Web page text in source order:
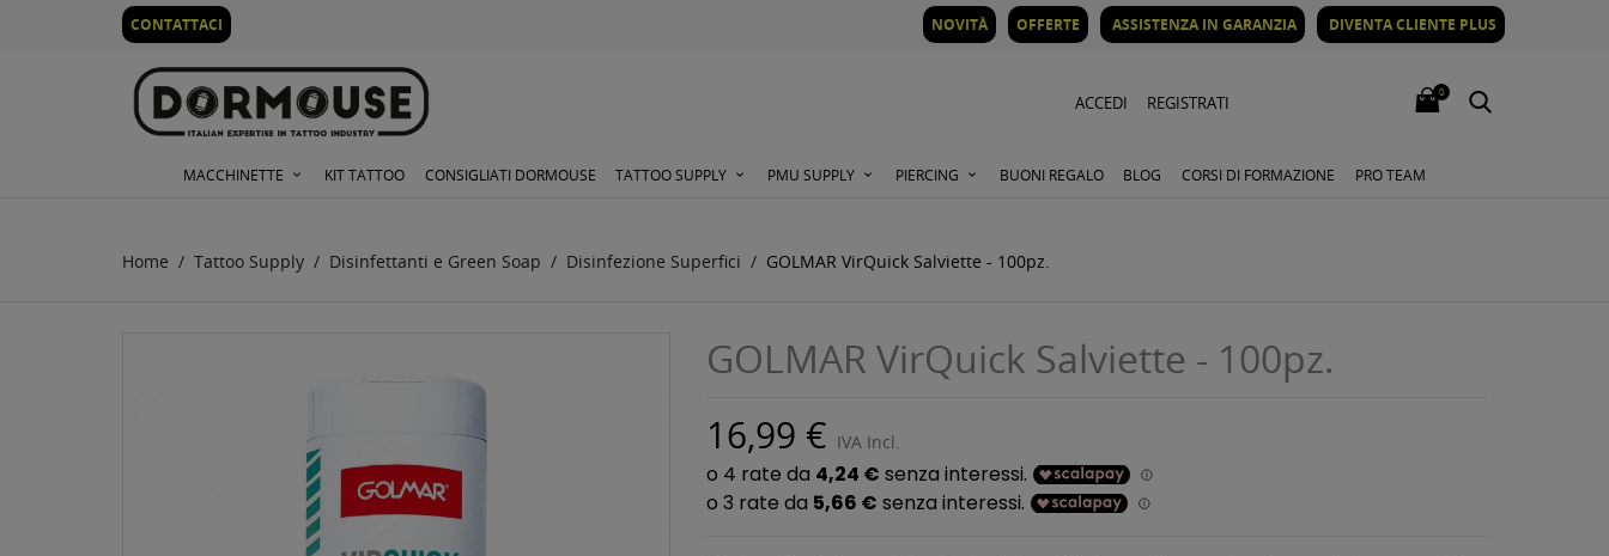
CONTATTACI NOVITÀ OFFERTE ASSISTENZA IN GARANZIA DIVENTA CLIENTE PLUS
ACCEDI REGISTRATI
0
MACCHINETTE KIT TATTOO CONSIGLIATI DORMOUSE TATTOO SUPPLY PMU SUPPLY PIERCING BUONI REGALO BLOG CORSI DI FORMAZIONE PRO TEAM
Home Tattoo Supply Disinfettanti e Green Soap Disinfezione Superfici GOLMAR VirQuick Salviette - 100pz.
GOLMAR VirQuick Salviette - 100pz.
16,99 € IVA Incl.